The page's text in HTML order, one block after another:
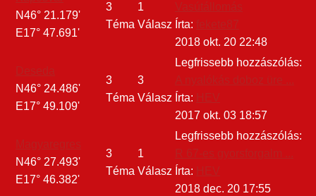
N46° 21.179'
E17° 47.691'
3
Téma
1
Válasz Írta:
2018 okt. 20 22:48
N46° 24.486'
E17° 49.109'
3
Téma
3
Válasz
Legfrissebb hozzászólás:
Írta:
2017 okt. 03 18:57
N46° 27.493'
E17° 46.382'
3
Téma
1
Válasz
Legfrissebb hozzászólás:
Írta:
2018 dec. 20 17:55